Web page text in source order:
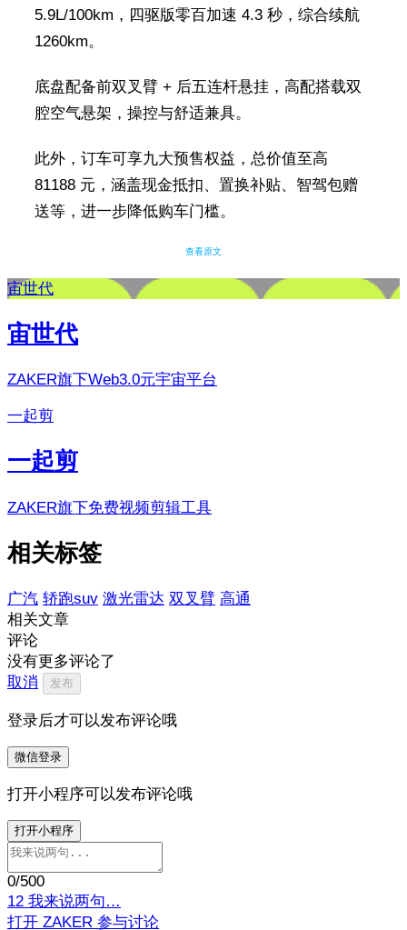
5.9L/100km，四驱版零百加速 4.3 秒，综合续航
1260km。
底盘配备前双叉臂 + 后五连杆悬挂，高配搭载双
腔空气悬架，操控与舒适兼具。
此外，订车可享九大预售权益，总价值至高
81188 元，涵盖现金抵扣、置换补贴、智驾包赠
送等，进一步降低购车门槛。
查看原文
宙世代
宙世代
ZAKER旗下Web3.0元宇宙平台
一起剪
一起剪
ZAKER旗下免费视频剪辑工具
相关标签
广汽 轿跑suv 激光雷达 双叉臂 高通
相关文章
评论
没有更多评论了
取消
发布
登录后才可以发布评论哦
微信登录
打开小程序可以发布评论哦
打开小程序
0/500
12 我来说两句…
打开 ZAKER 参与讨论